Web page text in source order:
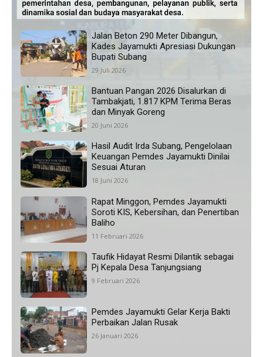
Jalan Beton 290 Meter Dibangun,
Kades Jayamukti Apresiasi Dukungan
Bupati Subang
29 Juli 2026
Bantuan Pangan 2026 Disalurkan di
Tambakjati, 1.817 KPM Terima Beras
dan Minyak Goreng
20 Juni 2026
Hasil Audit Irda Subang, Pengelolaan
Keuangan Pemdes Jayamukti Dinilai
Sesuai Aturan
18 Juni 2026
Rapat Minggon, Pemdes Jayamukti
Soroti KIS, Kebersihan, dan Penertiban
Baliho
11 Februari 2026
Taufik Hidayat Resmi Dilantik sebagai
Pj Kepala Desa Tanjungsiang
9 Februari 2026
Pemdes Jayamukti Gelar Kerja Bakti
Perbaikan Jalan Rusak
26 Januari 2026